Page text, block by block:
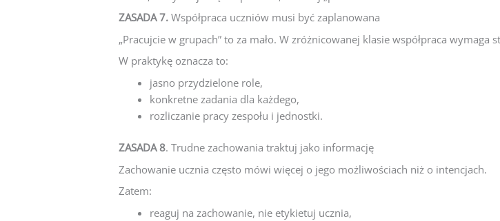
ZASADA 7. Współpraca uczniów musi być zaplanowana
„Pracujcie w grupach” to za mało. W zróżnicowanej klasie współpraca wymaga
W praktykę oznacza to:
jasno przydzielone role,
konkretne zadania dla każdego,
rozliczanie pracy zespołu i jednostki.
ZASADA 8. Trudne zachowania traktuj jako informację
Zachowanie ucznia często mówi więcej o jego możliwościach niż o intencjach.
Zatem:
reaguj na zachowanie, nie etykietuj ucznia,